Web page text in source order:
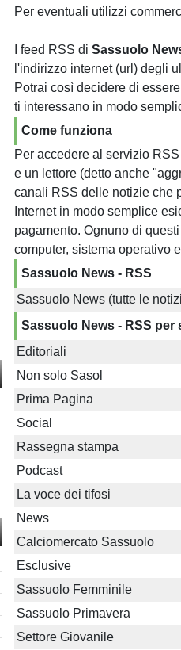
Per eventuali utilizzi
I feed RSS diSassuolo
l'indirizzo internet (url) degli
Potrai così decidere di
ti interessano in modo
Come funziona
Per accedere al servizio
e un lettore (detto anche
canali RSS delle notizie che
Internet in modo semplice
pagamento. Ognuno di
computer, sistema operativo
Sassuolo News - RSS
Sassuolo News (tutte le
Sassuolo News - RSS per
Editoriali
Non solo Sasol
Prima Pagina
Social
Rassegna stampa
Podcast
La voce dei tifosi
News
Calciomercato Sassuolo
Esclusive
Sassuolo Femminile
Sassuolo Primavera
Settore Giovanile